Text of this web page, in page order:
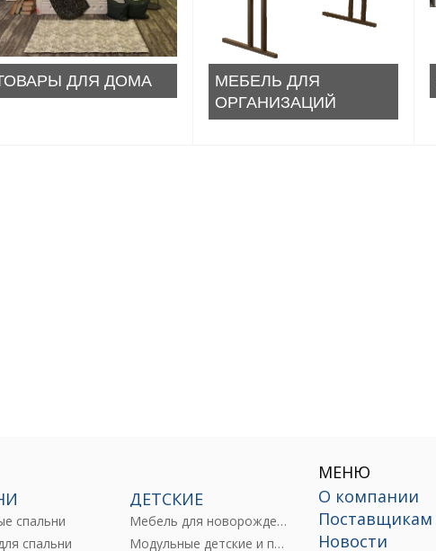
ДЛЯ ДОМА
МЕБЕЛЬ ДЛЯ
ОРГАНИЗАЦИЙ
спальни
спальни
ДЕТСКИЕ
Мебель для новорожденных
Модульные детские и подростковые
МЕНЮ
О компании
Поставщикам
Новости